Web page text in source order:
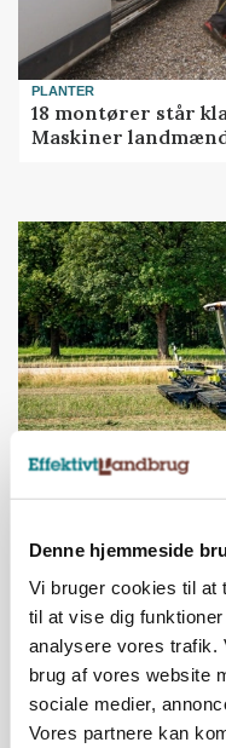
Denne hjemmeside
Vi bruger cookies til at
til at vise dig
analysere vores trafik.
brug af vores website
sociale medier,
Vores partnere kan
PLANTER
18 montører står
Maskiner
Forserie til
ARRANGEMENT
Markvandring